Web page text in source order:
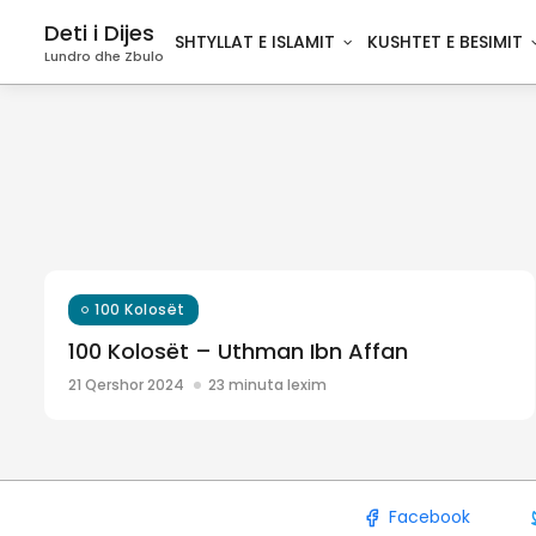
Deti i Dijes
Lundro dhe Zbulo
SHTYLLAT E ISLAMIT KUSHTET E BESIMIT
100 Kolosët
100 Kolosët – Uthman Ibn Affan
21 Qershor 2024 23 minuta lexim
Facebook